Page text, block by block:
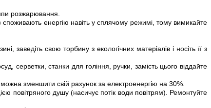
розжарювання.
енергію навіть у сплячому режимі, тому вимикайте
заведіть свою торбину з екологічних матеріалів і носіть її з
серветки, станки для гоління, ручки, замість цього віддайте
зменшити свій рахунок за електроенергію на 30%.
повітряного душу (насичує потік води повітрям). Ремонтуйте